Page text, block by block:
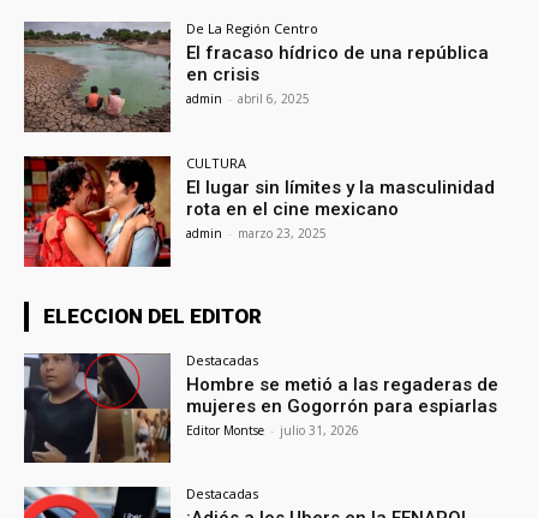
De La Región Centro
El fracaso hídrico de una república
en crisis
admin - abril 6, 2025
CULTURA
El lugar sin límites y la masculinidad
rota en el cine mexicano
admin - marzo 23, 2025
ELECCION DEL EDITOR
Destacadas
Hombre se metió a las regaderas de
mujeres en Gogorrón para espiarlas
Editor Montse - julio 31, 2026
Destacadas